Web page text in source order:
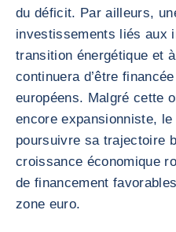
du déficit. Par ailleurs,
investissements liés aux
transition énergétique et
continuera d’être
européens. Malgré cette
encore expansionniste,
poursuivre sa trajectoire
croissance économique
de financement
zone euro.